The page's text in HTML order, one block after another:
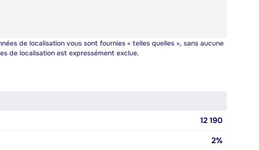
de localisation vous sont fournies « telles quelles », sans aucune
de localisation est expressément exclue.
12 190
2%